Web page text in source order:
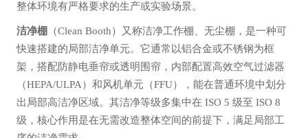
整体环境有严格要求的生产或实验场景。
洁净棚
（Clean Booth）又称洁净工作棚、无尘棚，是一种可
快速搭建的局部洁净单元。它通常以铝合金或不锈钢为框
架，搭配防静电垂帘或透明围帘，内部配置高效空气过滤器
（HEPA/ULPA）和风机单元（FFU），能在普通环境中划分
出局部高洁净区域。其洁净等级多集中在 ISO 5 级至 ISO 8
级，核心作用是在无需改造整体空间的前提下，满足局部工